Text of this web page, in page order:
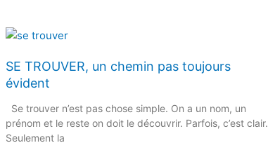
SE TROUVER, un chemin pas toujours
évident
Se trouver n’est pas chose simple. On a un nom, un
prénom et le reste on doit le découvrir. Parfois, c’est clair.
Seulement la